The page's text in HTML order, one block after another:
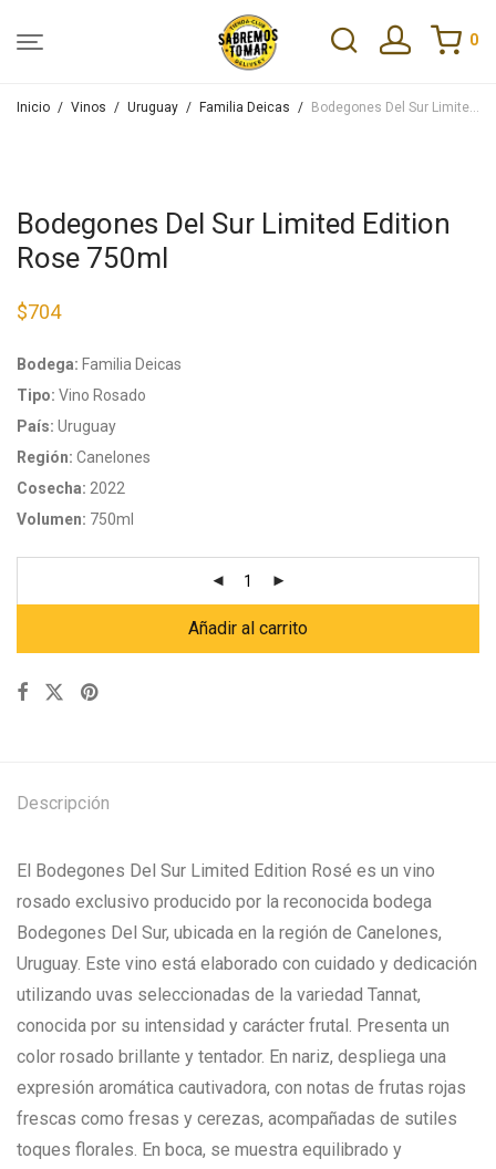
0
Inicio / Vinos / Uruguay / Familia Deicas / Bodegones Del Sur Limited Edition Rose 750ml
Bodegones Del Sur Limited Edition
Rose 750ml
$704
Bodega: Familia Deicas
Tipo: Vino Rosado
País: Uruguay
Región: Canelones
Cosecha: 2022
Volumen: 750ml
Añadir al carrito
Descripción
El Bodegones Del Sur Limited Edition Rosé es un vino
rosado exclusivo producido por la reconocida bodega
Bodegones Del Sur, ubicada en la región de Canelones,
Uruguay. Este vino está elaborado con cuidado y dedicación
utilizando uvas seleccionadas de la variedad Tannat,
conocida por su intensidad y carácter frutal. Presenta un
color rosado brillante y tentador. En nariz, despliega una
expresión aromática cautivadora, con notas de frutas rojas
frescas como fresas y cerezas, acompañadas de sutiles
toques florales. En boca, se muestra equilibrado y